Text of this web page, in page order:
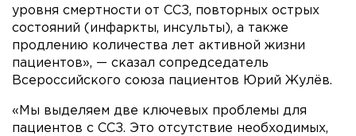
уровня смертности от ССЗ, повторных острых
состояний (инфаркты, инсульты), а также
продлению количества лет активной жизни
пациентов», — сказал сопредседатель
Всероссийского союза пациентов Юрий Жулёв.
«Мы выделяем две ключевых проблемы для
пациентов с ССЗ. Это отсутствие необходимых,